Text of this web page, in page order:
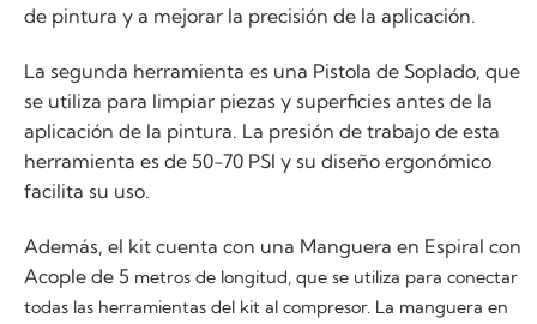
de pintura y a mejorar la precisión de la aplicación.
La segunda herramienta es una Pistola de Soplado, que
se utiliza para limpiar piezas y superficies antes de la
aplicación de la pintura. La presión de trabajo de esta
herramienta es de 50-70 PSI y su diseño ergonómico
facilita su uso.
Además, el kit cuenta con una Manguera en Espiral con
Acople de 5 metros de longitud, que se utiliza para conectar
todas las herramientas del kit al compresor. La manguera en